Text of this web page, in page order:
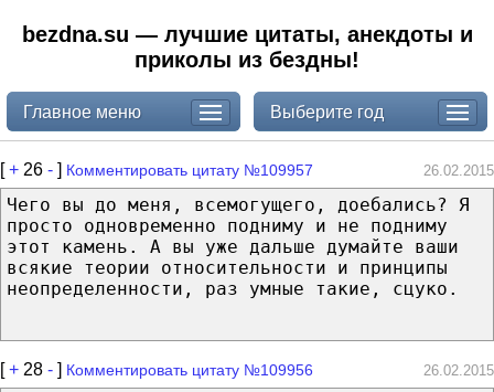
bezdna.su — лучшие цитаты, анекдоты и
приколы из бездны!
Главное меню Выберите год
[+ 26 - ] Комментировать цитату №109957 26.02.2015
Чего вы до меня, всемогущего, доебались? Я
просто одновременно подниму и не подниму
этот камень. А вы уже дальше думайте ваши
всякие теории относительности и принципы
неопределенности, раз умные такие, сцуко.
[+ 28 - ] Комментировать цитату №109956 26.02.2015